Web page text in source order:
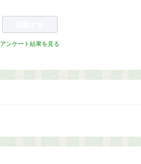
アンケート結果を見る